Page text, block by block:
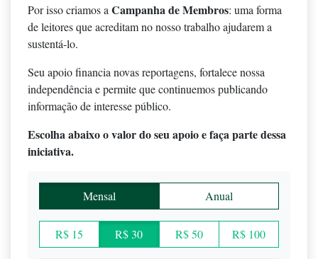
Por isso criamos a Campanha de Membros: uma forma
de leitores que acreditam no nosso trabalho ajudarem a
sustentá-lo.
Seu apoio financia novas reportagens, fortalece nossa
independência e permite que continuemos publicando
informação de interesse público.
Escolha abaixo o valor do seu apoio e faça parte dessa
iniciativa.
Mensal Anual
R$ 15 R$ 30 R$ 50 R$ 100